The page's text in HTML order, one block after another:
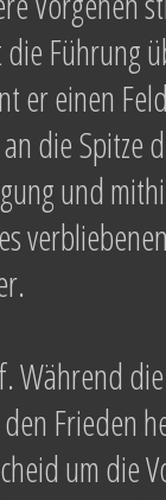
Führung
er einen
die
und
Während
Frieden
um die